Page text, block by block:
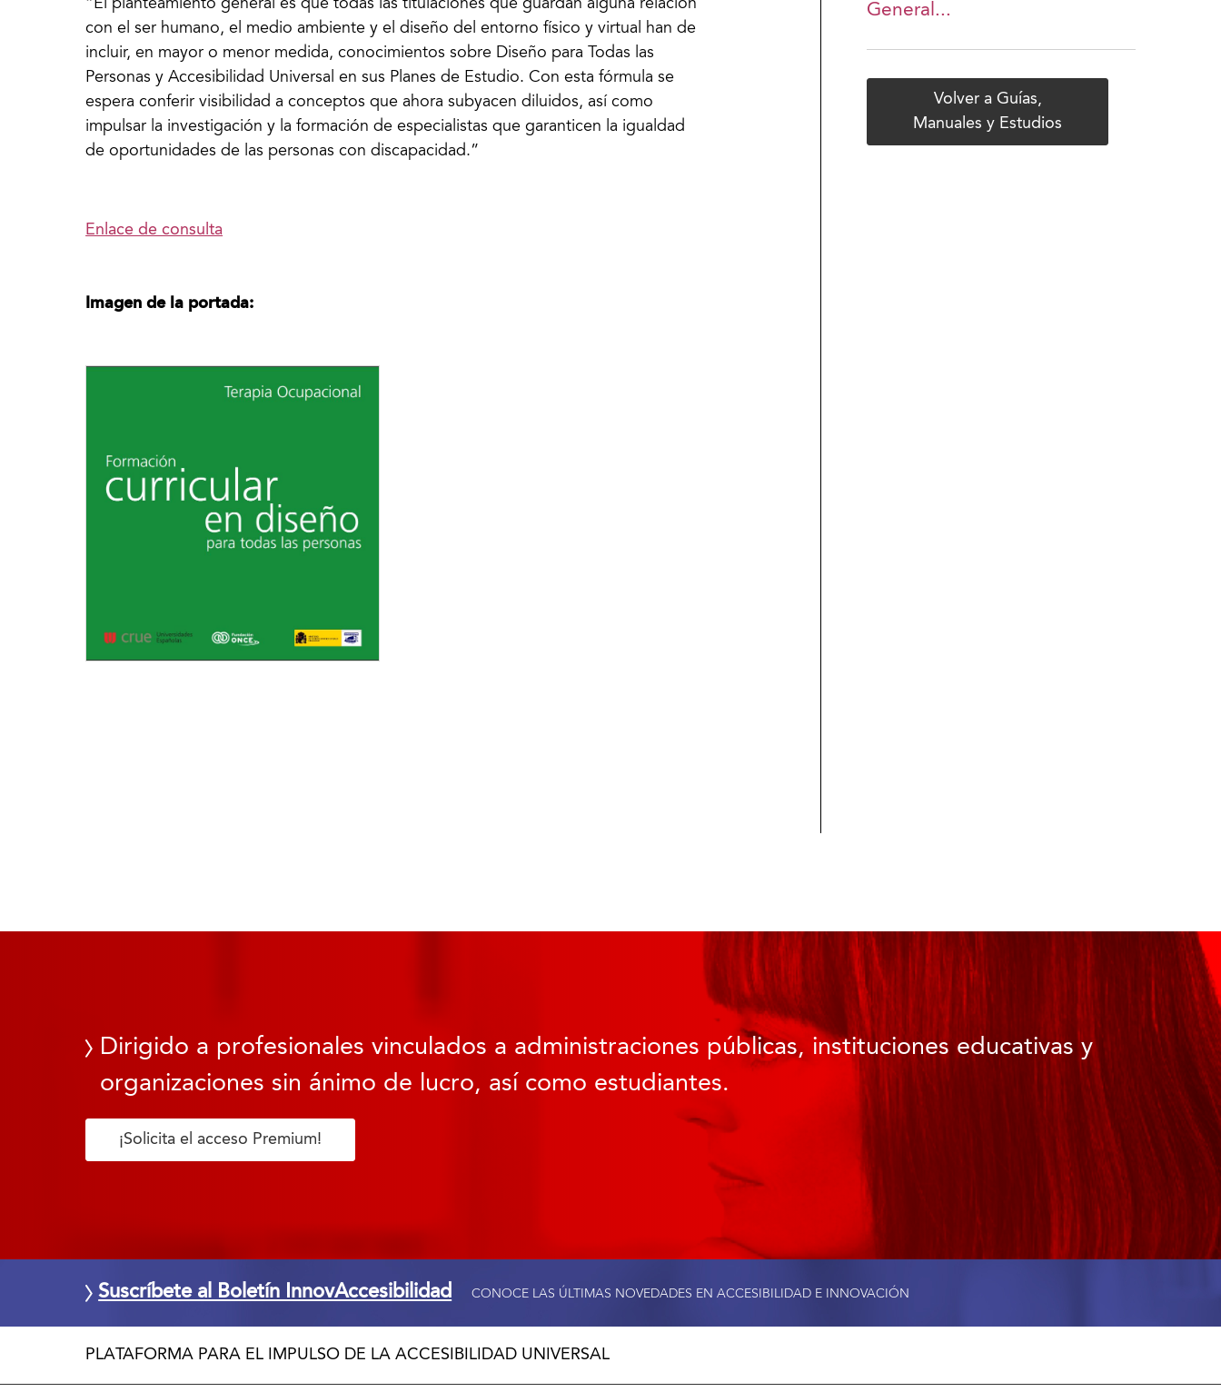
“El planteamiento general es que todas las titulaciones que guardan alguna relación
con el ser humano, el medio ambiente y el diseño del entorno físico y virtual han de
incluir, en mayor o menor medida, conocimientos sobre Diseño para Todas las
Personas y Accesibilidad Universal en sus Planes de Estudio. Con esta fórmula se
espera conferir visibilidad a conceptos que ahora subyacen diluidos, así como
impulsar la investigación y la formación de especialistas que garanticen la igualdad
de oportunidades de las personas con discapacidad.”
Enlace de consulta
Imagen de la portada:
General...
Volver a Guías,
Manuales y Estudios
Dirigido a profesionales vinculados a administraciones públicas, instituciones educativas y
organizaciones sin ánimo de lucro, así como estudiantes.
¡Solicita el acceso Premium!
Suscríbete al Boletín InnovAccesibilidad CONOCE LAS ÚLTIMAS NOVEDADES EN ACCESIBILIDAD E INNOVACIÓN
PLATAFORMA PARA EL IMPULSO DE LA ACCESIBILIDAD UNIVERSAL